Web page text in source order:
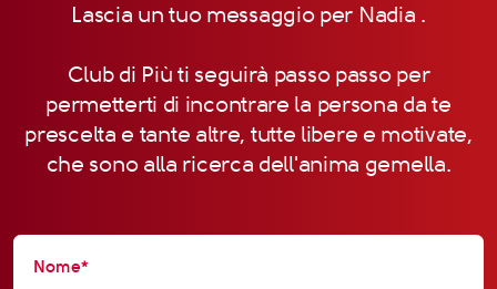
Lascia un tuo messaggio per Nadia .
Club di Più ti seguirà passo passo per
permetterti di incontrare la persona da te
prescelta e tante altre, tutte libere e motivate,
che sono alla ricerca dell'anima gemella.